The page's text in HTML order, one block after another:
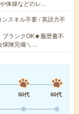
体操などのレ…
スキル不要 / 英語力不
ブランクOK★履歴書不
保険完備＼…
50代
60代